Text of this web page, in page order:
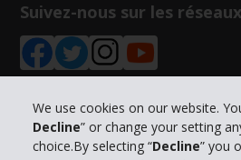
We use cookies on our website.
Decline” or change your setting
choice.By selecting “Decline” you
Suivez-nous sur les
Informations sur l'entreprise